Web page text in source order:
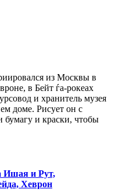
из Москвы в
в Бейт ѓа-рокеах
и хранитель музея
доме. Рисует он с
бумагу и краски, чтобы
Ишая и Рут,
Хеврон